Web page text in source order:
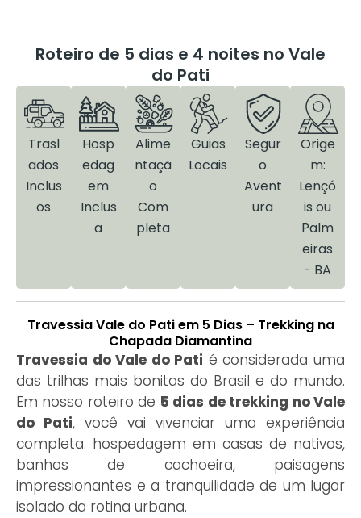
Roteiro de 5 dias e 4 noites no Vale
do Pati
Trasl
ados
Inclus
os
Hosp
edag
em
Inclus
a
Alime
ntaçã
o
Com
pleta
Guias
Locais
Segur
o
Avent
ura
Orige
m:
Lençó
is ou
Palm
eiras
- BA
Travessia Vale do Pati em 5 Dias – Trekking na
Chapada Diamantina
Travessia do Vale do Pati é considerada uma
das trilhas mais bonitas do Brasil e do mundo.
Em nosso roteiro de 5 dias de trekking no Vale
do Pati, você vai vivenciar uma experiência
completa: hospedagem em casas de nativos,
banhos de cachoeira, paisagens
impressionantes e a tranquilidade de um lugar
isolado da rotina urbana.